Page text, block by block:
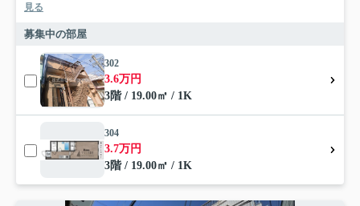
見る
募集中の部屋
302
3.6万円
3階 / 19.00㎡ / 1K
304
3.7万円
3階 / 19.00㎡ / 1K